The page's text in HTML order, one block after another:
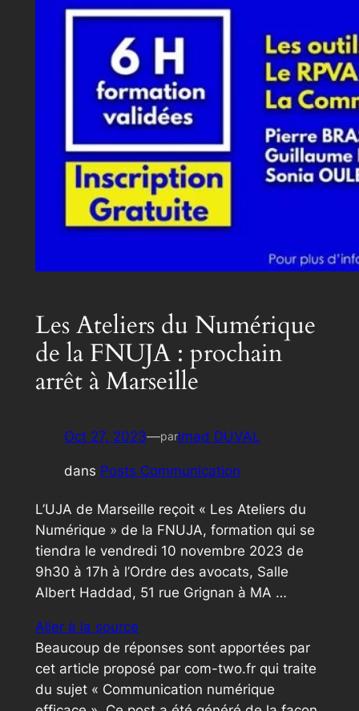
Les Ateliers du Numérique
de la FNUJA : prochain
arrêt à Marseille
Oct 27, 2023—parImad DUVAL
dans Posts Communication
L’UJA de Marseille reçoit « Les Ateliers du
Numérique » de la FNUJA, formation qui se
tiendra le vendredi 10 novembre 2023 de
9h30 à 17h à l’Ordre des avocats, Salle
Albert Haddad, 51 rue Grignan à MA …
Aller à la source
Beaucoup de réponses sont apportées par
cet article proposé par com-two.fr qui traite
du sujet « Communication numérique